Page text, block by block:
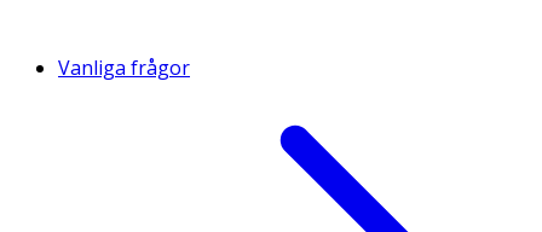
Vanliga frågor